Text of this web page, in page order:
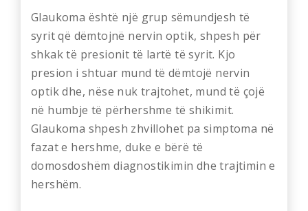
Glaukoma është një grup sëmundjesh të
syrit që dëmtojnë nervin optik, shpesh për
shkak të presionit të lartë të syrit. Kjo
presion i shtuar mund të dëmtojë nervin
optik dhe, nëse nuk trajtohet, mund të çojë
në humbje të përhershme të shikimit.
Glaukoma shpesh zhvillohet pa simptoma në
fazat e hershme, duke e bërë të
domosdoshëm diagnostikimin dhe trajtimin e
hershëm.